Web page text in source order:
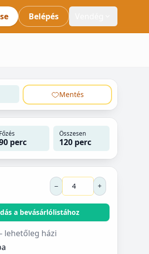
Belépés
Mentés
Főzés
perc
Összesen
120 perc
− +
a bevásárlólistához
lehetőleg házi